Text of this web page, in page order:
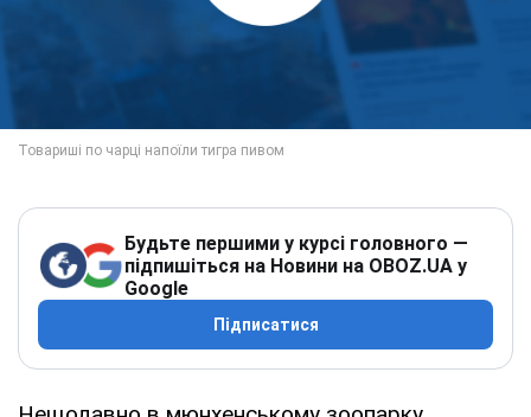
Будьте першими у курсі головного —
підпишіться на Новини на OBOZ.UA у
Google
Підписатися